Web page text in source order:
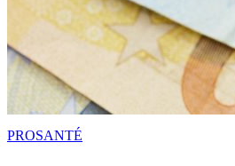
PROSANTÉ